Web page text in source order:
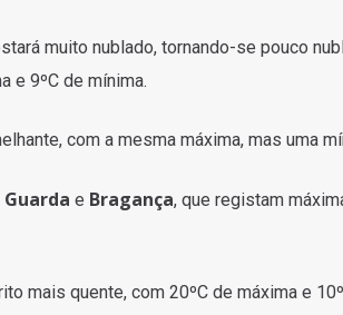
muito nublado, tornando-se pouco
e 9ºC de mínima.
com a mesma máxima, mas uma
Guarda e Bragança, que registam
mais quente, com 20ºC de máxima e